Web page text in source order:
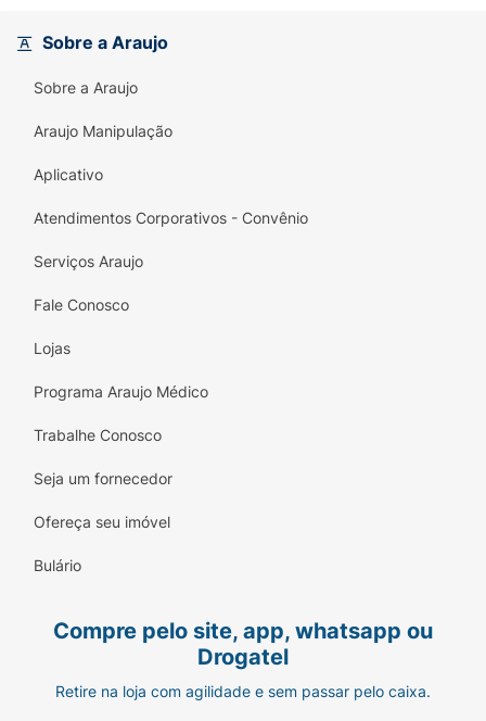
Sobre a Araujo
Sobre a Araujo
Araujo Manipulação
Aplicativo
Atendimentos Corporativos - Convênio
Serviços Araujo
Fale Conosco
Lojas
Programa Araujo Médico
Trabalhe Conosco
Seja um fornecedor
Ofereça seu imóvel
Bulário
Compre pelo site, app, whatsapp ou
Drogatel
Retire na loja com agilidade e sem passar pelo caixa.